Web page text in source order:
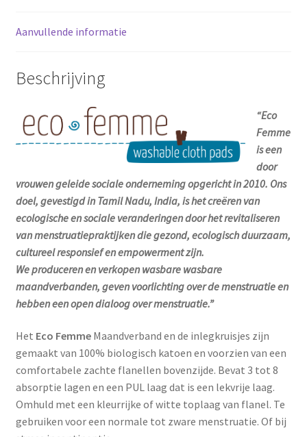
Aanvullende informatie
Beschrijving
“Eco
Femme
is een
door
vrouwen geleide sociale onderneming opgericht in 2010. Ons
doel, gevestigd in Tamil Nadu, India, is het creëren van
ecologische en sociale veranderingen door het revitaliseren
van menstruatiepraktijken die gezond, ecologisch duurzaam,
cultureel responsief en empowerment zijn.
We produceren en verkopen wasbare wasbare
maandverbanden, geven voorlichting over de menstruatie en
hebben een open dialoog over menstruatie.”
Het ​ Eco FemmeMaandverband en de inlegkruisjes zijn
gemaakt van 100% biologisch katoen en voorzien van een
comfortabele zachte flanellen bovenzijde. Bevat 3 tot 8
absorptie lagen en een PUL laag dat is een lekvrije laag.
Omhuld met een kleurrijke of witte toplaag van flanel. Te
gebruiken voor een normale tot zware menstruatie. Of bij